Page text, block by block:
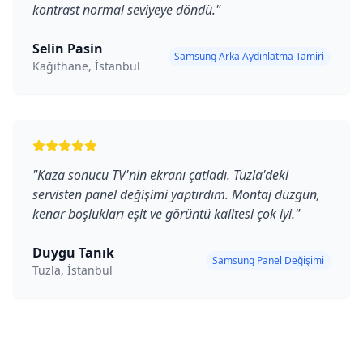
kontrast normal seviyeye döndü."
Selin Pasin
Kağıthane, İstanbul
Samsung Arka Aydınlatma Tamiri
"Kaza sonucu TV'nin ekranı çatladı. Tuzla'deki
servisten panel değişimi yaptırdım. Montaj düzgün,
kenar boşlukları eşit ve görüntü kalitesi çok iyi."
Duygu Tanık
Tuzla, İstanbul
Samsung Panel Değişimi